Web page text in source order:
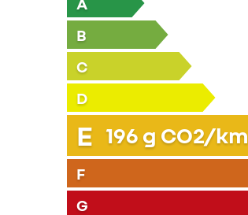
B
C
D
E 196 g CO2/km
F
G